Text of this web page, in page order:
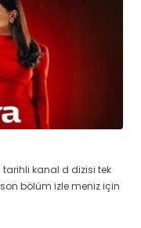
tarihli kanal d dizisi tek
bölüm izle meniz için